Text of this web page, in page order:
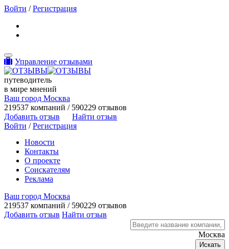
Войти /Регистрация
Toggle navigation
Управление отзывами
путеводитель
в мире мнений
Ваш город Москва
219537 компаний / 590229 отзывов
Добавить отзыв
Найти отзыв
Войти /Регистрация
Новости
Контакты
О проекте
Соискателям
Реклама
Ваш город Москва
219537 компаний / 590229 отзывов
Добавить отзыв Найти отзыв
Москва
Искать